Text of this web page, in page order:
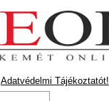
Adatvédelmi Tájékoztatót!